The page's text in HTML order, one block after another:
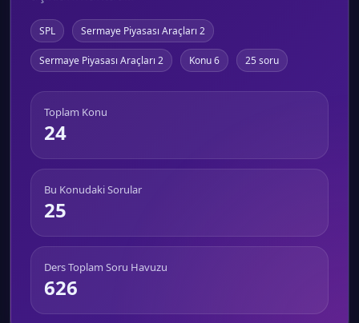
SPL Sermaye Piyasası Araçları 2
Sermaye Piyasası Araçları 2 Konu 6 25 soru
Toplam Konu
24
Bu Konudaki Sorular
25
Ders Toplam Soru Havuzu
626